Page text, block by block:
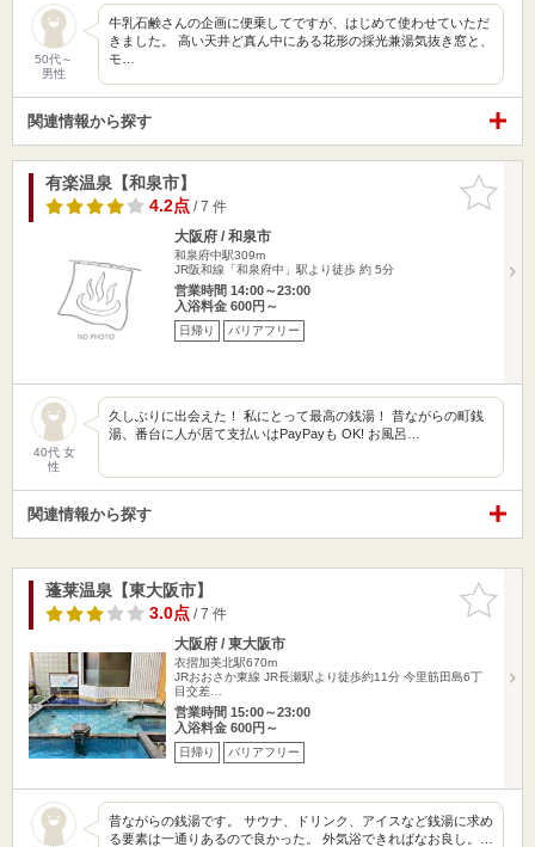
50代～
男性
牛乳石鹸さんの企画に便乗してですが、はじめて使わせていただ
きました。 高い天井ど真ん中にある花形の採光兼湯気抜き窓と、
モ…
関連情報から探す
お気に入
りに追加
有楽温泉【和泉市】
4.2点/ 7 件
大阪府 / 和泉市
和泉府中駅309m
JR阪和線「和泉府中」駅より徒歩 約 5分
営業時間 14:00～23:00
入浴料金 600円～
日帰り バリアフリー
40代 女
性
久しぶりに出会えた！ 私にとって最高の銭湯！ 昔ながらの町銭
湯、番台に人が居て支払いはPayPayも OK! お風呂…
関連情報から探す
お気に入
りに追加
蓬莱温泉【東大阪市】
3.0点/ 7 件
大阪府 / 東大阪市
衣摺加美北駅670m
JRおおさか東線 JR長瀬駅より徒歩約11分 今里筋田島6丁
目交差…
営業時間 15:00～23:00
入浴料金 600円～
日帰り バリアフリー
昔ながらの銭湯です。 サウナ、ドリンク、アイスなど銭湯に求め
る要素は一通りあるので良かった。 外気浴できればなお良し。…